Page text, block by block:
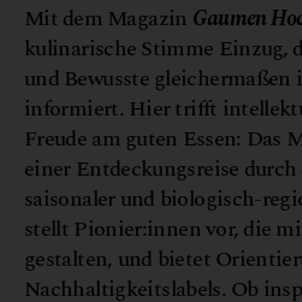
Mit dem Magazin Gaumen
kulinarische Stimme Einzug,
und Bewusste
informiert. Hier trifft
Freude am guten Essen: Das
einer Entdeckungsreise
saisonaler und biologisch-
stellt Pionier:innen vor, die
gestalten, und bietet
Nachhaltigkeitslabels. Ob